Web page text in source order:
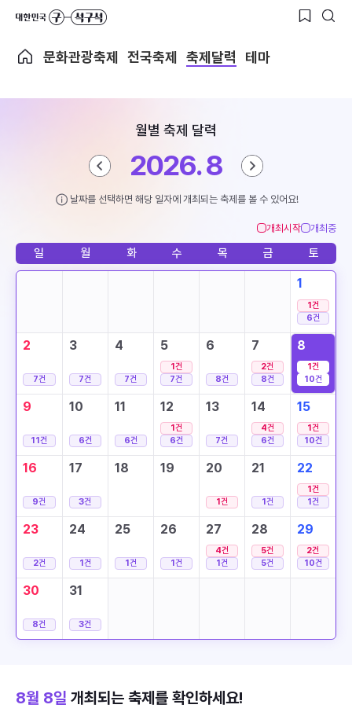
문화관광축제 전국축제 축제달력 테마
월별 축제 달력
2026. 8
날짜를 선택하면 해당 일자에 개최되는 축제를 볼 수 있어요!
개최시작 개최중
일 월 화 수 목 금 토
1
1건
6건
2
7건
3
7건
4
7건
5
1건
7건
6
8건
7
2건
8건
8
1건
10건
9
11건
10
6건
11
6건
12
1건
6건
13
7건
14
4건
6건
15
1건
10건
16
9건
17
3건
18 19 20
1건
21
1건
22
1건
1건
23
2건
24
1건
25
1건
26
1건
27
4건
1건
28
5건
5건
29
2건
10건
30
8건
31
3건
8월 8일 개최되는 축제를 확인하세요!